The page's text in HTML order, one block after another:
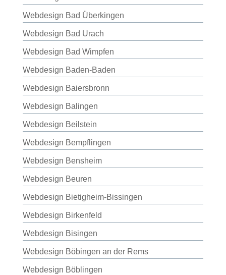
Webdesign Bad Überkingen
Webdesign Bad Urach
Webdesign Bad Wimpfen
Webdesign Baden-Baden
Webdesign Baiersbronn
Webdesign Balingen
Webdesign Beilstein
Webdesign Bempflingen
Webdesign Bensheim
Webdesign Beuren
Webdesign Bietigheim-Bissingen
Webdesign Birkenfeld
Webdesign Bisingen
Webdesign Böbingen an der Rems
Webdesign Böblingen